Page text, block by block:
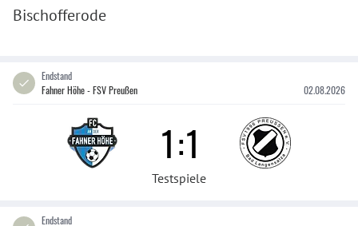
Bischofferode
Endstand
Fahner Höhe - FSV Preußen
02.08.2026
1:1
Testspiele
Endstand